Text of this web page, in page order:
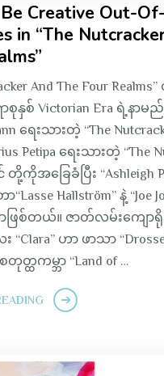
Creative Out-
in “The
And The Four
စုနှစ် Victorian Era ရဲ့နာမ
ရေးသားတဲ့ “The
Petipa ရေးသားတဲ့ “The
တို့ကိုအခြေခံပြီး “Ashleigh
Hallström” နဲ့ “Joe
ြစ်တယ်။ ဇာတ်လမ်းကျော
“Clara” ဟာ ဖာသာ
တ္ထကမ္ဘာ “Land of …